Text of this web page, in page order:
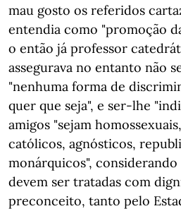
mau gosto os referidos
entendia como "promoção
o então já professor
assegurava no entanto não
"nenhuma forma de
quer que seja", e ser-lhe
amigos "sejam
católicos, agnósticos,
monárquicos", considerando
devem ser tratadas com
preconceito, tanto pelo